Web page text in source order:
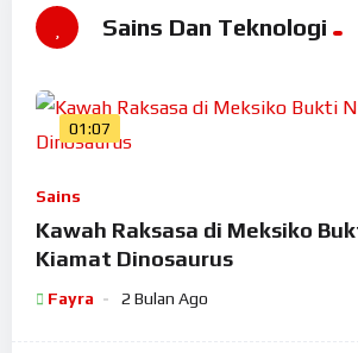
Sains Dan Teknologi
01:07
Sains
Kawah Raksasa di Meksiko
Kiamat Dinosaurus
Fayra 2 Bulan Ago